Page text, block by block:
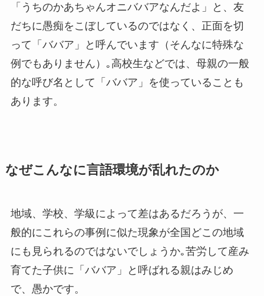
「うちのかあちゃんオニババアなんだよ」と、友
だちに愚痴をこぼしているのではなく、正面を切
って「ババア」と呼んでいます（そんなに特殊な
例でもありません）｡高校生などでは、母親の一般
的な呼び名として「ババア」を使っていることも
あります。
なぜこんなに言語環境が乱れたのか
地域、学校、学級によって差はあるだろうが、一
般的にこれらの事例に似た現象が全国どこの地域
にも見られるのではないでしょうか｡苦労して産み
育てた子供に「ババア」と呼ばれる親はみじめ
で、愚かです。